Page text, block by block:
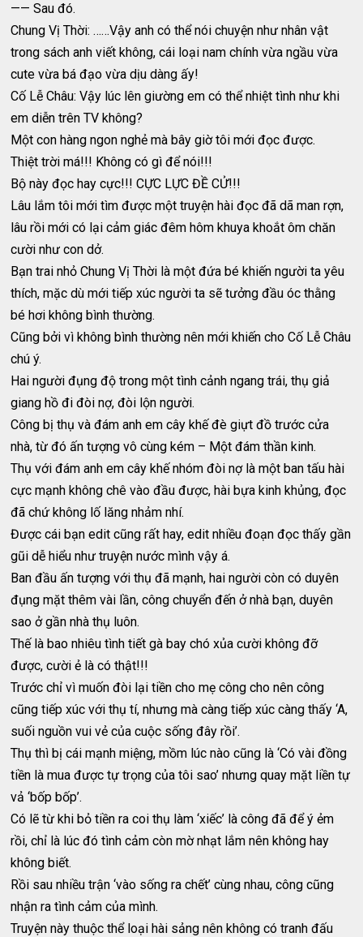
—— Sau đó.
Chung Vị Thời: ……Vậy anh có thể nói chuyện như nhân vật
trong sách anh viết không, cái loại nam chính vừa ngầu vừa
cute vừa bá đạo vừa dịu dàng ấy!
Cố Lễ Châu: Vậy lúc lên giường em có thể nhiệt tình như khi
em diễn trên TV không?
Một con hàng ngon nghẻ mà bây giờ tôi mới đọc được.
Thiệt trời má!!! Không có gì để nói!!!
Bộ này đọc hay cực!!! CỰC LỰC ĐỀ CỬ!!!
Lâu lắm tôi mới tìm được một truyện hài đọc đã dã man rợn,
lâu rồi mới có lại cảm giác đêm hôm khuya khoắt ôm chăn
cười như con dở.
Bạn trai nhỏ Chung Vị Thời là một đứa bé khiến người ta yêu
thích, mặc dù mới tiếp xúc người ta sẽ tưởng đầu óc thằng
bé hơi không bình thường.
Cũng bởi vì không bình thường nên mới khiến cho Cố Lễ Châu
chú ý.
Hai người đụng độ trong một tình cảnh ngang trái, thụ giả
giang hồ đi đòi nợ, đòi lộn người.
Công bị thụ và đám anh em cây khế đè giựt đồ trước cửa
nhà, từ đó ấn tượng vô cùng kém – Một đám thần kinh.
Thụ với đám anh em cây khế nhóm đòi nợ là một ban tấu hài
cực mạnh không chê vào đầu được, hài bựa kinh khủng, đọc
đã chứ không lố lăng nhảm nhí.
Được cái bạn edit cũng rất hay, edit nhiều đoạn đọc thấy gần
gũi dễ hiểu như truyện nước mình vậy á.
Ban đầu ấn tượng với thụ đã mạnh, hai người còn có duyên
đụng mặt thêm vài lần, công chuyển đến ở nhà bạn, duyên
sao ở gần nhà thụ luôn.
Thế là bao nhiêu tình tiết gà bay chó xủa cười không đỡ
được, cười ẻ là có thật!!!
Trước chỉ vì muốn đòi lại tiền cho mẹ công cho nên công
cũng tiếp xúc với thụ tí, nhưng mà càng tiếp xúc càng thấy ‘A,
suối nguồn vui vẻ của cuộc sống đây rồi’.
Thụ thì bị cái mạnh miệng, mồm lúc nào cũng là ‘Có vài đồng
tiền là mua được tự trọng của tôi sao’ nhưng quay mặt liền tự
vả ‘bốp bốp’.
Có lẽ từ khi bỏ tiền ra coi thụ làm ‘xiếc’ là công đã để ý ẻm
rồi, chỉ là lúc đó tình cảm còn mờ nhạt lắm nên không hay
không biết.
Rồi sau nhiều trận ‘vào sống ra chết’ cùng nhau, công cũng
nhận ra tình cảm của mình.
Truyện này thuộc thể loại hài sảng nên không có tranh đấu